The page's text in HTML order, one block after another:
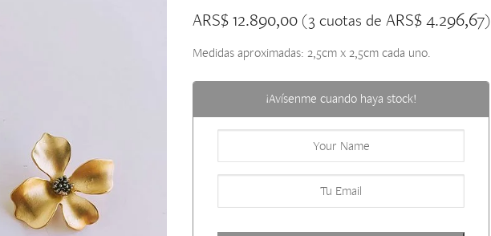
ARS$12.890,00 (3 cuotas de ARS$4.296,67)
Medidas aproximadas: 2,5cm x 2,5cm cada uno.
¡Avísenme cuando haya stock!